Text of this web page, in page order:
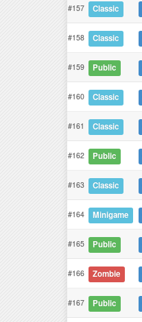
#157 Classic
#158 Classic
#159 Public
#160 Classic
#161 Classic
#162 Public
#163 Classic
#164 Minigame
#165 Public
#166 Zombie
#167 Public